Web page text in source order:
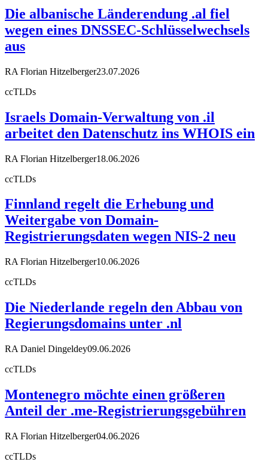
Die albanische Länderendung .al fiel
wegen eines DNSSEC-Schlüsselwechsels
aus
RA Florian Hitzelberger23.07.2026
ccTLDs
Israels Domain-Verwaltung von .il
arbeitet den Datenschutz ins WHOIS ein
RA Florian Hitzelberger18.06.2026
ccTLDs
Finnland regelt die Erhebung und
Weitergabe von Domain-
Registrierungsdaten wegen NIS-2 neu
RA Florian Hitzelberger10.06.2026
ccTLDs
Die Niederlande regeln den Abbau von
Regierungsdomains unter .nl
RA Daniel Dingeldey09.06.2026
ccTLDs
Montenegro möchte einen größeren
Anteil der .me-Registrierungsgebühren
RA Florian Hitzelberger04.06.2026
ccTLDs